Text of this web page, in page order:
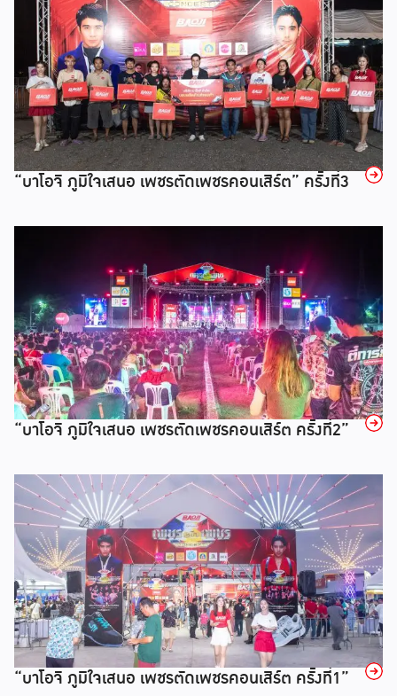
“บาโอจิ ภูมิใจเสนอ เพชรตัดเพชรคอนเสิร์ต” ครั้งที่3 →
“บาโอจิ ภูมิใจเสนอ เพชรตัดเพชรคอนเสิร์ต ครั้งที่2” →
“บาโอจิ ภูมิใจเสนอ เพชรตัดเพชรคอนเสิร์ต ครั้งที่1” →